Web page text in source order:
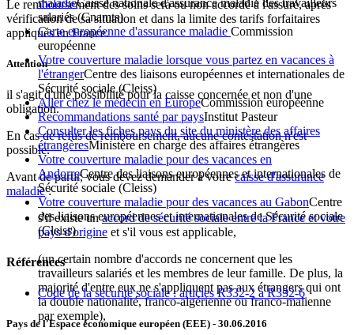
Le remboursement des soins sera ou non accordé à l'assuré, après
vérification de sa situation et dans la limite des tarifs forfaitaires
appliqués en France.
Attention
il s'agit d'une possibilité pour la caisse concernée et non d'une
obligation.
En cas de refus de remboursement, aucune contestation n'est
possible.
Avant de partir, vous devez demander à votrecaisse d'assurance
maladie:
s'il existe unaccord de sécurité sociale entre la France et votre
pays d'origine et s'il vous est applicable,
(un certain nombre d'accords ne concernent que les
travailleurs salariés et les membres de leur famille. De plus, la
majorité d'entre eux ne s'appliquent pas aux étrangers qui ont
la double nationalité, franco-algérienne ou franco-malienne
par exemple),
maladieCaisse nationale d'assurance maladie des travailleurs
salariés (Cnamts)
Carte européenne d'assurance maladie Commission
européenne
Votre couverture maladie lorsque vous partez en vacances à
l'étrangerCentre des liaisons européennes et internationales de
Sécurité sociale (Cleiss)
Aller chez le médecin en EuropeCommission européenne
Recommandations santé par paysInstitut Pasteur
Consulter les fiches pays du site du ministère des affaires
étrangèresMinistère en charge des affaires étrangères
Votre couverture maladie pour des vacances en
AndorreCentre des liaisons européennes et internationales de
Sécurité sociale (Cleiss)
Votre couverture maladie pour des vacances au GabonCentre
des liaisons européennes et internationales de Sécurité sociale
(Cleiss)
Références
Code de la sécurité sociale : articles R332-2 à R332-6
Pays de l'Espace économique européen (EEE) - 30.06.2016